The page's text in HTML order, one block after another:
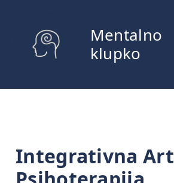
sadržaj
Mentalno
klupko
Integrativna Art